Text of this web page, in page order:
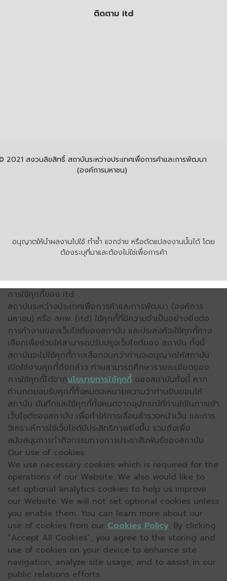
ติดตาม itd
อนุญาตให้นำผลงานไปใช้ ทำซ้ำ แจกจ่าย หรือดัดแปลงงานนั้นได้ โดย
ต้องระบุที่มาและต้องไม่ใช่เพื่อการค้า
2021 สงวนลิขสิทธิ์ สถาบันระหว่างประเทศเพื่อการค้าและการพัฒนา
(องค์การมหาชน)
การใช้คุกกี้ของ itd
สถาบันระหว่างประเทศเพื่อการค้าและการพัฒนา (องค์การ
มหาชน) หรือ สคพ. (itd) ใช้คุกกี้ที่มีความจำเป็นอย่างยิ่งต่อ
การทำงานของเว็บไซต์ของสถาบัน และประสงค์จะใช้คุกกี้ทาง
เลือกเพื่อช่วยให้สามารถปรับปรุงเว็บไซต์ของ สถาบัน ทั้งนี้
สถาบันจะไม่ใช้คุกกี้ทางเลือกจนกว่าท่านจะอนุญาตให้สถาบัน
เปิดใช้งานคุกกี้ดังกล่าว ท่านสามารถศึกษารายละเอียดของ
การใช้คุกกี้ได้จากนโยบายการใช้คุกกี้ ของสถาบันทั้งนี้ หาก
ท่านกดยอมรับคุกกี้ทั้งหมดจะหมายความว่าท่านยินยอมให้
สถาบัน บันทึกและใช้คุกกี้ทั้งหมดจากอุปกรณ์ที่ท่านใช้ในการเข้า
เว็บไซต์ของสถาบัน เพื่อทำให้การเลื่อนสำรวจหน้าเว็บ และการ
วิเคราะห์การใช้เว็บไซต์มีประสิทธิภาพยิ่งขึ้น รวมถึงเพื่อ
สนับสนุนการทำกิจกรรมทางการประชาสัมพันธ์ของสถาบัน
Our use of cookies
We use necessary cookies which is required for the
operations of our Website. We also would like to
set optional analytics cookies to help us improve
our Website. We will not set optional cookies unless
you enable them. You can learn more about our
use of cookies from our Cookies Policy. By clicking
“Accept All Cookies”, you agree to the storing and
use of cookies on your device to enhance site
navigation, analyze site usage, and to assist in our
public relations efforts.